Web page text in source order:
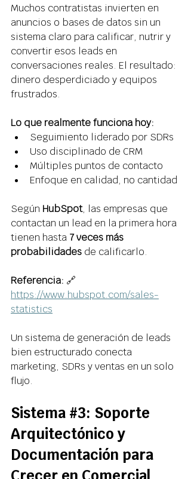
Muchos contratistas invierten en
anuncios o bases de datos sin un
sistema claro para calificar, nutrir y
convertir esos leads en
conversaciones reales. El resultado:
dinero desperdiciado y equipos
frustrados.
Lo que realmente funciona hoy:
Seguimiento liderado por SDRs
Uso disciplinado de CRM
Múltiples puntos de contacto
Enfoque en calidad, no cantidad
Según HubSpot, las empresas que
contactan un lead en la primera hora
tienen hasta 7 veces más
probabilidades de calificarlo.
Referencia: 🔗
https://www.hubspot.com/sales-
statistics
Un sistema de generación de leads
bien estructurado conecta
marketing, SDRs y ventas en un solo
flujo.
Sistema #3: Soporte
Arquitectónico y
Documentación para